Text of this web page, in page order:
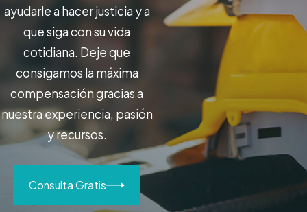
ayudarle a hacer justicia y a
que siga con su vida
cotidiana. Deje que
consigamos la máxima
compensación gracias a
nuestra experiencia, pasión
y recursos.
Consulta Gratis